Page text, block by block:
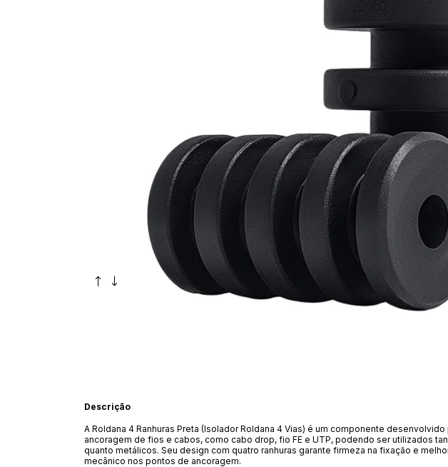
Descrição
A Roldana 4 Ranhuras Preta (Isolador Roldana 4 Vias) é um componente
ancoragem de fios e cabos, como cabo drop, fio FE e UTP, podendo ser utilizados
quanto metálicos. Seu design com quatro ranhuras garante firmeza na fixação e
mecânico nos pontos de ancoragem.